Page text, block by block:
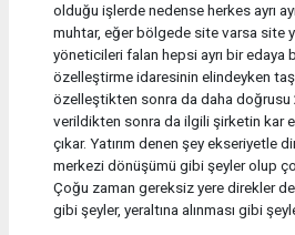
olduğu işlerde nedense herkes ayrı
muhtar, eğer bölgede site varsa site
yöneticileri falan hepsi ayrı bir edaya
özelleştirme idaresinin elindeyken
özelleştikten sonra da daha doğrusu
verildikten sonra da ilgili şirketin kar
çıkar. Yatırım denen şey ekseriyetle
merkezi dönüşümü gibi şeyler olup
Çoğu zaman gereksiz yere direkler
gibi şeyler, yeraltına alınması gibi